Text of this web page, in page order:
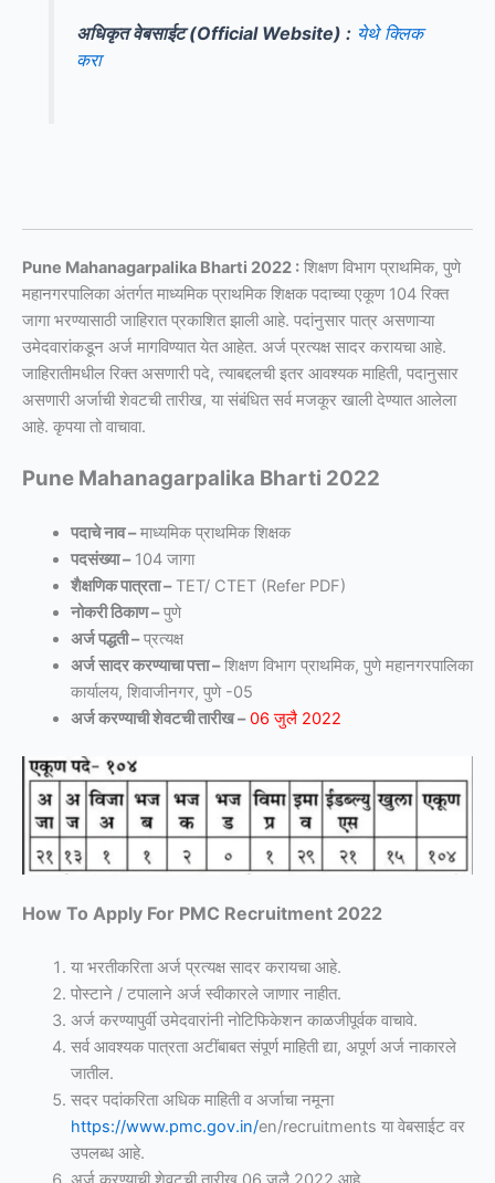
अधिकृत वेबसाईट (Official Website) : येथे क्लिक
करा
Pune Mahanagarpalika Bharti 2022 : शिक्षण विभाग प्राथमिक, पुणे
महानगरपालिका अंतर्गत माध्यमिक प्राथमिक शिक्षक पदाच्या एकूण 104 रिक्त
जागा भरण्यासाठी जाहिरात प्रकाशित झाली आहे. पदांनुसार पात्र असणाऱ्या
उमेदवारांकडून अर्ज मागविण्यात येत आहेत. अर्ज प्रत्यक्ष सादर करायचा आहे.
जाहिरातीमधील रिक्त असणारी पदे, त्याबद्दलची इतर आवश्यक माहिती, पदानुसार
असणारी अर्जाची शेवटची तारीख, या संबंधित सर्व मजकूर खाली देण्यात आलेला
आहे. कृपया तो वाचावा.
Pune Mahanagarpalika Bharti 2022
पदाचे नाव –माध्यमिक प्राथमिक शिक्षक
पदसंख्या –104 जागा
शैक्षणिक पात्रता –TET/ CTET (Refer PDF)
नोकरी ठिकाण –पुणे
अर्ज पद्धती –प्रत्यक्ष
अर्ज सादर करण्याचा पत्ता –शिक्षण विभाग प्राथमिक, पुणे महानगरपालिका
कार्यालय, शिवाजीनगर, पुणे -05
अर्ज करण्याची शेवटची तारीख –06 जुलै 2022
How To Apply For PMC Recruitment 2022
या भरतीकरिता अर्ज प्रत्यक्ष सादर करायचा आहे.
पोस्टाने / टपालाने अर्ज स्वीकारले जाणार नाहीत.
अर्ज करण्यापुर्वी उमेदवारांनी नोटिफिकेशन काळजीपूर्वक वाचावे.
सर्व आवश्यक पात्रता अटींबाबत संपूर्ण माहिती द्या, अपूर्ण अर्ज नाकारले
जातील.
सदर पदांकरिता अधिक माहिती व अर्जाचा नमूना
https://www.pmc.gov.in/en/recruitments या वेबसाईट वर
उपलब्ध आहे.